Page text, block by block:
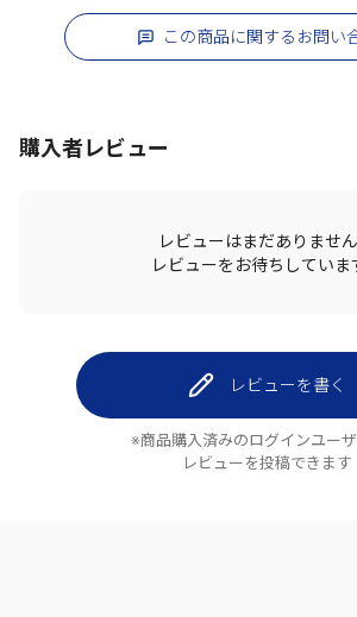
この商品に関するお問い
購入者レビュー
レビューはまだありません
レビューをお待ちしていま
レビューを書く
※商品購入済みのログインユー
レビューを投稿できます